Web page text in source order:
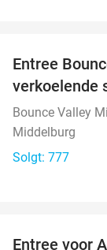
Entree
verkoelende
Bounce Valley
Middelburg
Solgt: 777
Entree voor